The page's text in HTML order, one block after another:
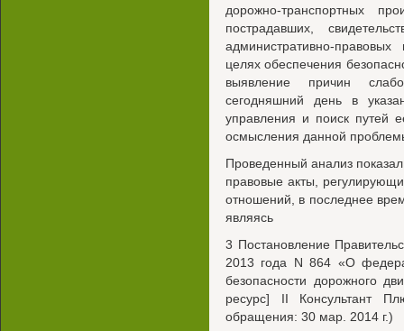
дорожно-транспортных
пострадавших,
административно-
целях обеспечения
выявление причин
сегодняшний день в
управления и поиск путей
осмысления данной
Проведенный анализ
правовые акты,
отношений, в последнее
являясь
3 Постановление
2013 года N 864 «О
безопасности дорожного
ресурс] II Консультант
обращения: 30 мар. 2014 г.)